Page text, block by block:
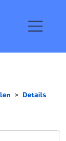
Details